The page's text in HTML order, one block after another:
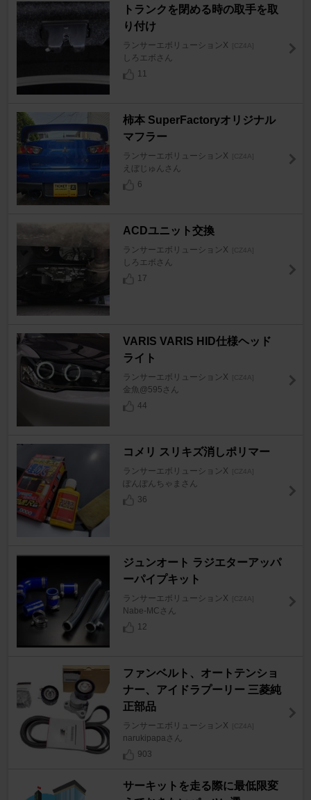
トランクを閉める時の取手を取
り付け
ランサーエボリューションX [CZ4A]
しろエボさん
11
柿本 SuperFactoryオリジナル
マフラー
ランサーエボリューションX [CZ4A]
えぼじゅんさん
6
ACDユニット交換
ランサーエボリューションX [CZ4A]
しろエボさん
17
VARIS VARIS HID仕様ヘッド
ライト
ランサーエボリューションX [CZ4A]
金魚@595さん
44
コメリ スリキズ消しポリマー
ランサーエボリューションX [CZ4A]
ぽんぽんちゃまさん
36
ジュンオート ラジエターアッパ
ーパイプキット
ランサーエボリューションX [CZ4A]
Nabe-MCさん
12
ファンベルト、オートテンショ
ナー、アイドラプーリー 三菱純
正部品
ランサーエボリューションX [CZ4A]
narukipapaさん
903
サーキットを走る際に最低限変